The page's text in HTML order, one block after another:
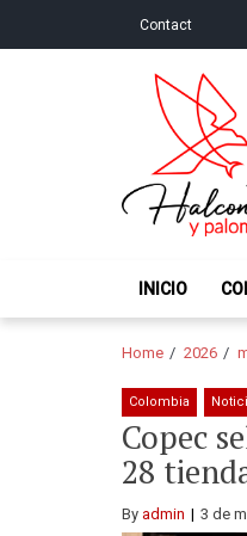
Contact
INICIO
Home 2026
Colombia
Copec
28
By admin 3 de